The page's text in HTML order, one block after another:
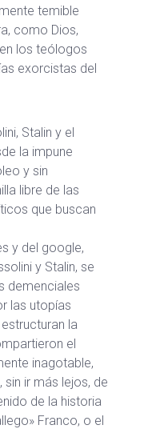
temible
como Dios,
los teólogos
exorcistas del
Stalin y el
la impune
y sin
libre de las
que buscan
y del google,
y Stalin, se
demenciales
las utopías
la
el
inagotable,
ir más lejos, de
de la historia
Franco, o el